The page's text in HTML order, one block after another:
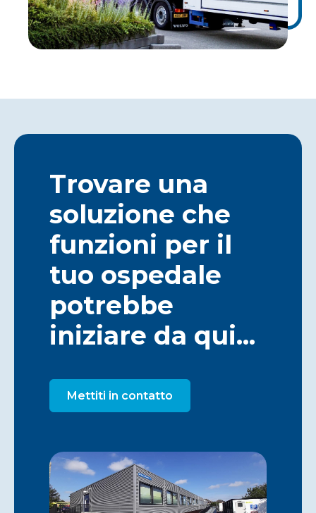
Trovare una
soluzione che
funzioni per il
tuo ospedale
potrebbe
iniziare da qui...
Mettiti in contatto